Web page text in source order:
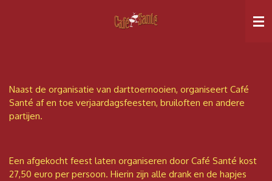
Naast de organisatie van darttoernooien, organiseert Café
Santé af en toe verjaardagsfeesten, bruiloften en andere
partijen.
Een afgekocht feest laten organiseren door Café Santé kost
27,50 euro per persoon. Hierin zijn alle drank en de hapjes